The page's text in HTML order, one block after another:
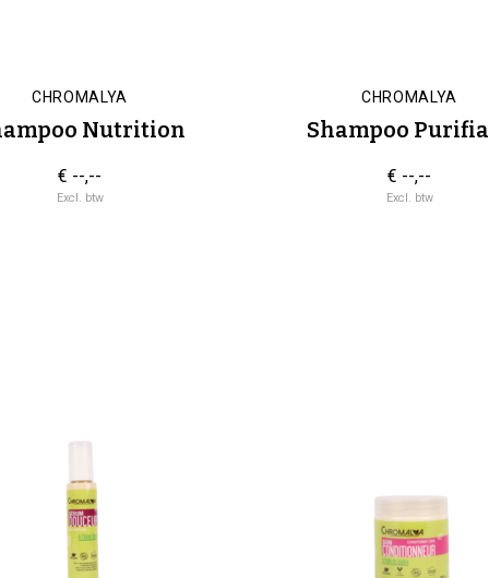
CHROMALYA
Nutrition
€ --,--
Excl. btw
CHROMALYA
Shampoo
€ --,--
Excl. btw